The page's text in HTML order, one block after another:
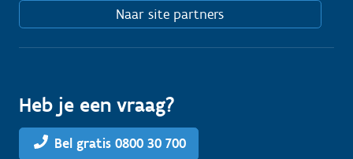
Naar site partners
Heb je een vraag?
Bel gratis 0800 30 700